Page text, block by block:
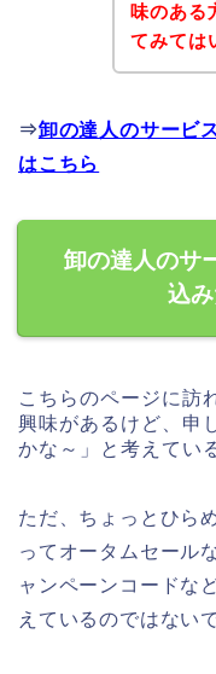
味のある
てみては
⇒卸の達人のサービ
はこちら
卸の達人のサ
込
こちらのページに訪
興味があるけど、申
かな～」と考えてい
ただ、ちょっとひら
ってオータムセール
ャンペーンコードな
えているのではない